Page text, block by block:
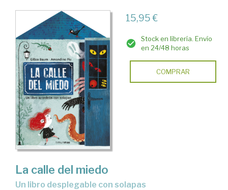
15,95 €
Stock en librería. Envío
en 24/48 horas
COMPRAR
La calle del miedo
Un libro desplegable con solapas